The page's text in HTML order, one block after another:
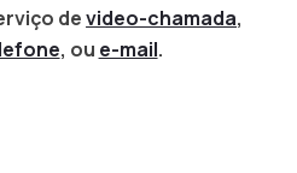
Cammilli
devideo-chamada,
, ou e-mail.